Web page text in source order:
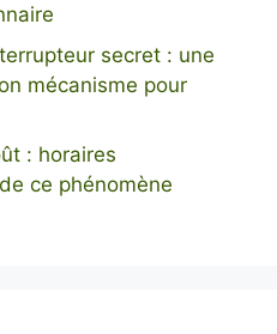
secret : une
mécanisme pour
: horaires
ce phénomène